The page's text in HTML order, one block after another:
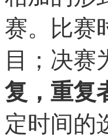
赛。比赛
目；决赛
复，重复
定时间的